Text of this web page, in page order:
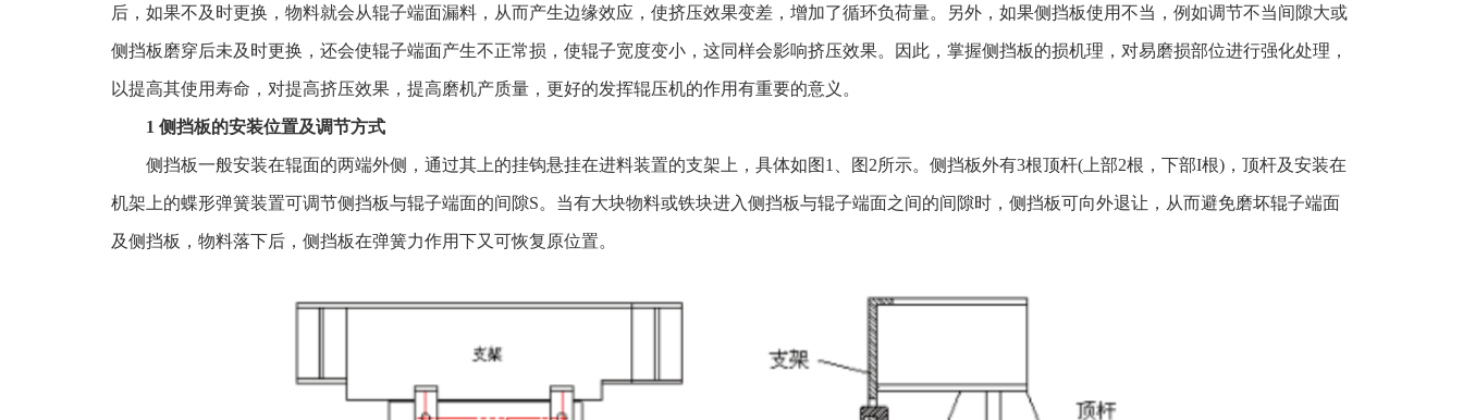
后，如果不及时更换，物料就会从辊子端面漏料，从而产生边缘效应，使挤压效果变差，增加了循环负荷量。另外，如果侧挡板使用不当，例如调节不当间隙大或
侧挡板磨穿后未及时更换，还会使辊子端面产生不正常损，使辊子宽度变小，这同样会影响挤压效果。因此，掌握侧挡板的损机理，对易磨损部位进行强化处理，
以提高其使用寿命，对提高挤压效果，提高磨机产质量，更好的发挥辊压机的作用有重要的意义。
1 侧挡板的安装位置及调节方式
侧挡板一般安装在辊面的两端外侧，通过其上的挂钩悬挂在进料装置的支架上，具体如图1、图2所示。侧挡板外有3根顶杆(上部2根，下部I根)，顶杆及安装在
机架上的蝶形弹簧装置可调节侧挡板与辊子端面的间隙S。当有大块物料或铁块进入侧挡板与辊子端面之间的间隙时，侧挡板可向外退让，从而避免磨坏辊子端面
及侧挡板，物料落下后，侧挡板在弹簧力作用下又可恢复原位置。